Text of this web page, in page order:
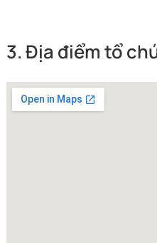
3. Địa điểm tổ